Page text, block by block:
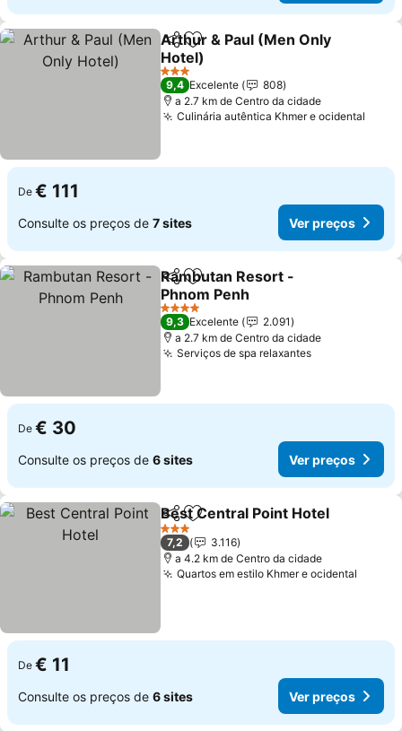
PartilharAdicionar aos favoritos
Arthur & Paul (Men Only
Hotel)
3 Estrelas
9,4 Excelente
808
a 2.7 km de Centro da cidade
Culinária autêntica Khmer e ocidental
De € 111
Consulte os preços de 7 sites Ver preços
PartilharAdicionar aos favoritos
Rambutan Resort -
Phnom Penh
4 Estrelas
9,3 Excelente
2.091
a 2.7 km de Centro da cidade
Serviços de spa relaxantes
De € 30
Consulte os preços de 6 sites Ver preços
PartilharAdicionar aos favoritos
Best Central Point Hotel
3 Estrelas
7,2
3.116
a 4.2 km de Centro da cidade
Quartos em estilo Khmer e ocidental
De € 11
Consulte os preços de 6 sites Ver preços